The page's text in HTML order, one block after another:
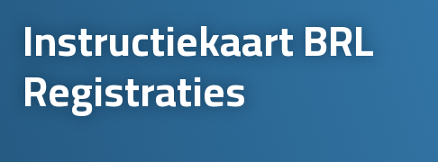
Instructiekaart BRL
Registraties